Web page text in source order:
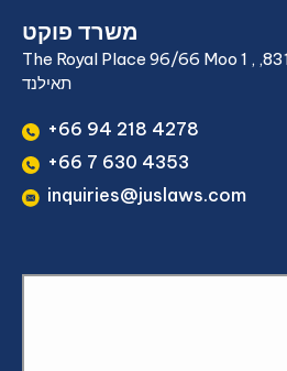
משרד פוקט
The Royal Place 96/66 Moo 1 , קאטו, קאטו, פוקט 83120,
תאילנד
+66 94 218 4278
+66 7 630 4353
inquiries@juslaws.com